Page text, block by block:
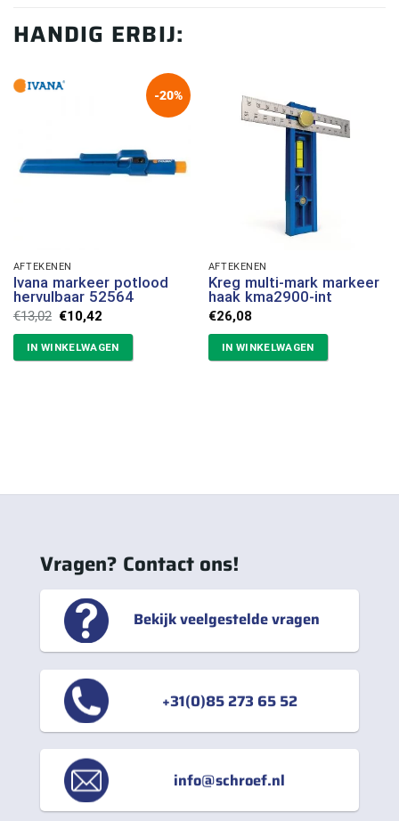
HANDIG ERBIJ:
-20%
AFTEKENEN
Ivana markeer potlood
hervulbaar 52564
€13,02 Oorspronkelijke
prijs
was:
€13,02.
€10,42
is:
€10,42.
IN WINKELWAGEN
AFTEKENEN
Kreg multi-mark markeer
haak kma2900-int
€26,08
IN WINKELWAGEN
Vragen? Contact ons!
Bekijk veelgestelde vragen
+31(0)85 273 65 52
info@schroef.nl